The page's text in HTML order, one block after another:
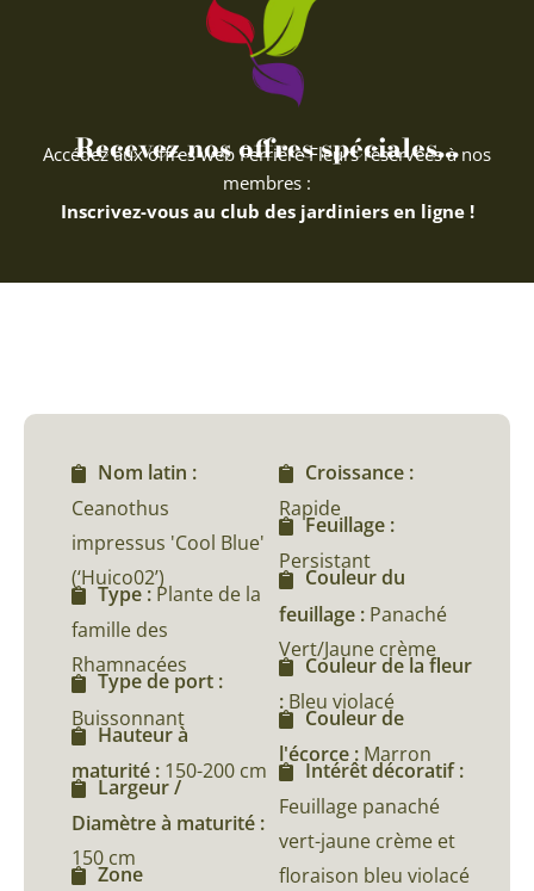
Recevez nos offres spéciales...
Accédez aux offres web Ferriere Fleurs réservées à nos
membres :
Inscrivez-vous au club des jardiniers en ligne !
Nom latin :
Ceanothus
impressus 'Cool Blue'
(‘Huico02’)
Type : Plante de la
famille des
Rhamnacées
Type de port :
Buissonnant
Hauteur à
maturité : 150-200 cm
Largeur /
Diamètre à maturité :
150 cm
Zone
Croissance :
Rapide
Feuillage :
Persistant
Couleur du
feuillage : Panaché
Vert/Jaune crème
Couleur de la fleur
: Bleu violacé
Couleur de
l'écorce : Marron
Intérêt décoratif :
Feuillage panaché
vert-jaune crème et
floraison bleu violacé